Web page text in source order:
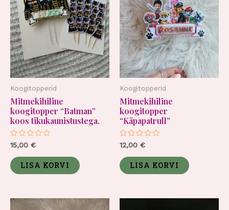
Koogitopperid
Mitmekihiline
koogitopper “Batman”
koos tikukaunistustega.
Hinnanguga
0
5
15,00 €
LISA KORVI
Koogitopperid
Mitmekihiline
koogitopper
“Käpapatrull”
Hinnanguga
0
5
12,00 €
LISA KORVI